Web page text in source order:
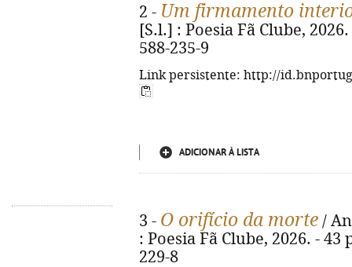
2 - Um firmamento
[S.l.] : Poesia Fã Clube,
588-235-9
Link persistente: http://
ADICIONAR À LISTA
3 - O orifício da morte /
: Poesia Fã Clube, 2026. - 43
229-8